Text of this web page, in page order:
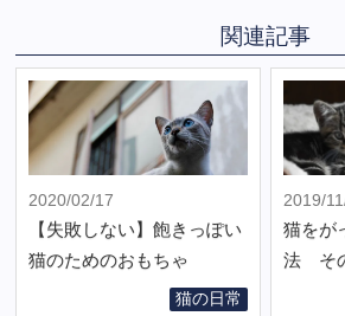
関連記事
2020/02/17
【失敗しない】飽きっぽい
猫のためのおもちゃ
猫の日常
2019/
猫をが
法 そ